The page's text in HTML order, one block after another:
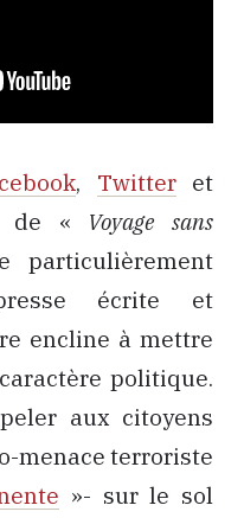
, Twitteret
de « Voyage sans
particulièrement
écrite et
encline à mettre
politique.
aux citoyens
menace terroriste
»- sur le sol